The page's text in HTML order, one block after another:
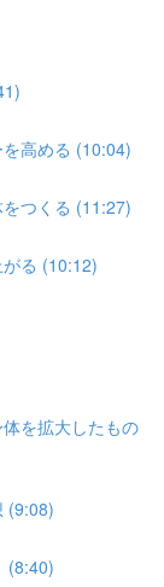
高める (10:04)
つくる (11:27)
る (10:12)
を拡大したもの
(9:08)
(8:40)